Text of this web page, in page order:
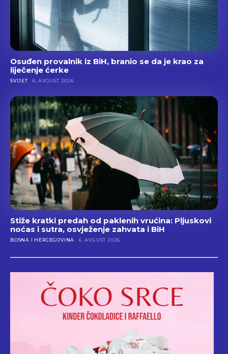
Osuđen provalnik iz BiH, branio se da je krao za
liječenje ćerke
SVIJET 6. AVGUST 2026.
Stiže kratki predah od paklenih vrućina: Pljuskovi
noćas i sutra, osvježenje zahvata i BiH
BOSNA I HERCEGOVINA 6. AVGUST 2026.